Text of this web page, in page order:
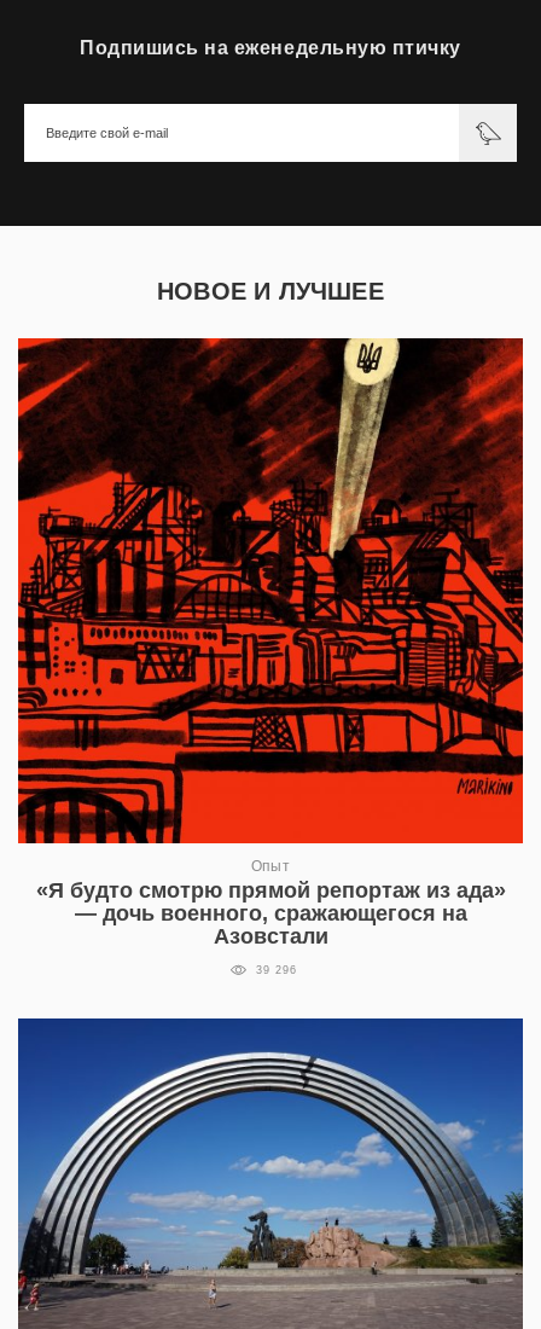
Подпишись на еженедельную птичку
НОВОЕ И ЛУЧШЕЕ
Опыт
«Я будто смотрю прямой репортаж из ада»
— дочь военного, сражающегося на
Азовстали
39 296